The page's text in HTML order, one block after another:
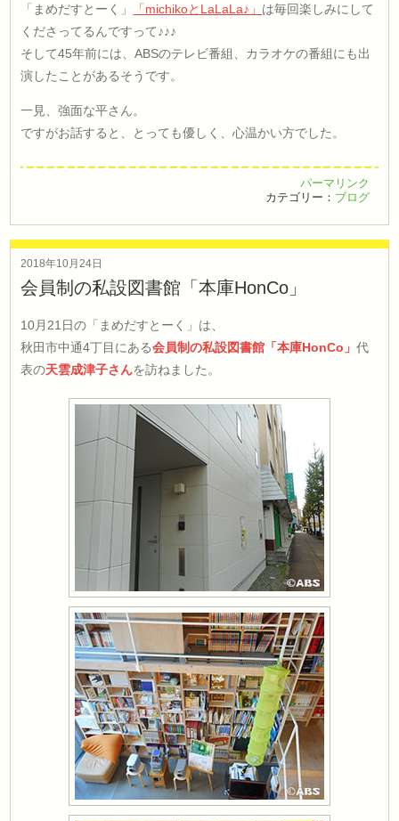
「まめだすとーく」
「michikoとLaLaLa♪」 は毎回楽しみにして
くださってるんですって♪♪♪
そして45年前には、ABSのテレビ番組、カラオケの番組にも出
演したことがあるそうです。
一見、強面な平さん。
ですがお話すると、とっても優しく、心温かい方でした。
パーマリンク
カテゴリー： ブログ
2018年10月24日
会員制の私設図書館「本庫HonCo」
10月21日の「まめだすとーく」は、
秋田市中通4丁目にある会員制の私設図書館「本庫HonCo」代
表の天雲成津子さんを訪ねました。